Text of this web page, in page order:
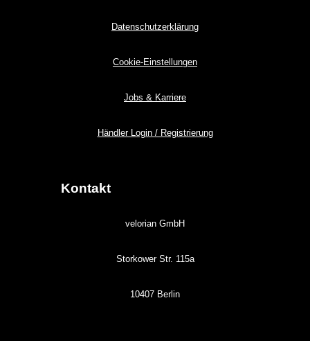
Datenschutzerklärung
Cookie-Einstellungen
Jobs & Karriere
Händler Login / Registrierung
Kontakt
velorian GmbH
Storkower Str. 115a
10407 Berlin